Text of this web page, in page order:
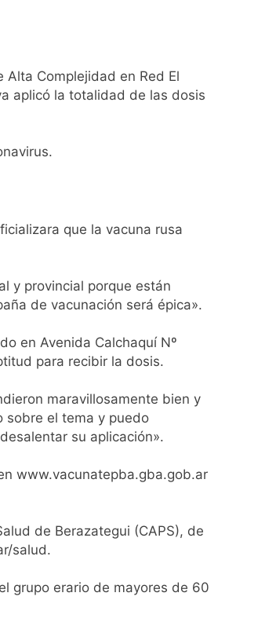
Complejidad en Red El
aplicó la totalidad de las dosis
que la vacuna rusa
y provincial porque están
de vacunación será épica».
en Avenida Calchaquí Nº
para recibir la dosis.
maravillosamente bien y
sobre el tema y puedo
su aplicación».
www.vacunatepba.gba.gob.ar
de Berazategui (CAPS), de
salud.
grupo erario de mayores de 60